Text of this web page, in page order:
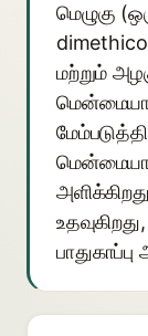
மெழுகு
மற்றும்